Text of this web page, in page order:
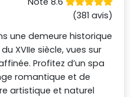
(381 avis)
une demeure historique
XVIIe siècle, vues sur
Profitez d’un spa
romantique et de
artistique et naturel